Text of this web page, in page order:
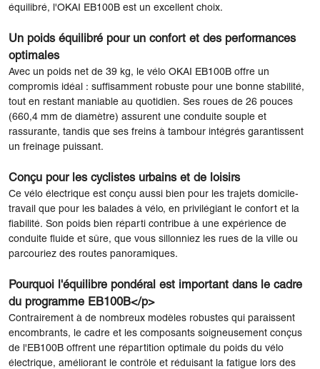
équilibré, l'OKAI EB100B est un excellent choix.
Un poids équilibré pour un confort et des performances
optimales
Avec un poids net de 39 kg, le vélo OKAI EB100B offre un
compromis idéal : suffisamment robuste pour une bonne stabilité,
tout en restant maniable au quotidien. Ses roues de 26 pouces
(660,4 mm de diamètre) assurent une conduite souple et
rassurante, tandis que ses freins à tambour intégrés garantissent
un freinage puissant.
Conçu pour les cyclistes urbains et de loisirs
Ce vélo électrique est conçu aussi bien pour les trajets domicile-
travail que pour les balades à vélo, en privilégiant le confort et la
fiabilité. Son poids bien réparti contribue à une expérience de
conduite fluide et sûre, que vous sillonniez les rues de la ville ou
parcouriez des routes panoramiques.
Pourquoi l'équilibre pondéral est important dans le cadre
du programme EB100B</p>
Contrairement à de nombreux modèles robustes qui paraissent
encombrants, le cadre et les composants soigneusement conçus
de l'EB100B offrent une répartition optimale du poids du vélo
électrique, améliorant le contrôle et réduisant la fatigue lors des